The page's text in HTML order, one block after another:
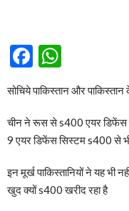
Facebook
सोचिये पाकिस्तान और
चीन ने रूस से s400 एयर डिफेंस
9 एयर डिफेंस सिस्टम s400 से
इन मूर्ख पाकिस्तानियों ने यह भी
खुद क्यों s400 खरीद रहा है